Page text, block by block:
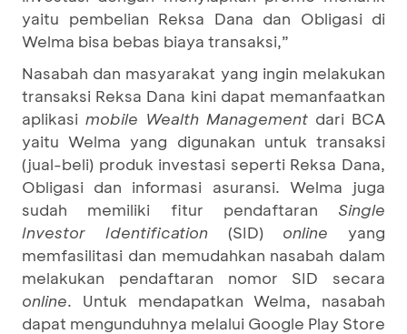
yaitu pembelian Reksa Dana dan Obligasi di
Welma bisa bebas biaya transaksi,”
Nasabah dan masyarakat yang ingin melakukan
transaksi Reksa Dana kini dapat memanfaatkan
aplikasi mobile Wealth Management dari BCA
yaitu Welma yang digunakan untuk transaksi
(jual-beli) produk investasi seperti Reksa Dana,
Obligasi dan informasi asuransi. Welma juga
sudah memiliki fitur pendaftaran Single
Investor Identification (SID) online yang
memfasilitasi dan memudahkan nasabah dalam
melakukan pendaftaran nomor SID secara
online. Untuk mendapatkan Welma, nasabah
dapat mengunduhnya melalui Google Play Store